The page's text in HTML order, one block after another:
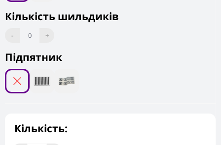
Підпятник
Кількість шильдиків
- 0 +
Кількість: